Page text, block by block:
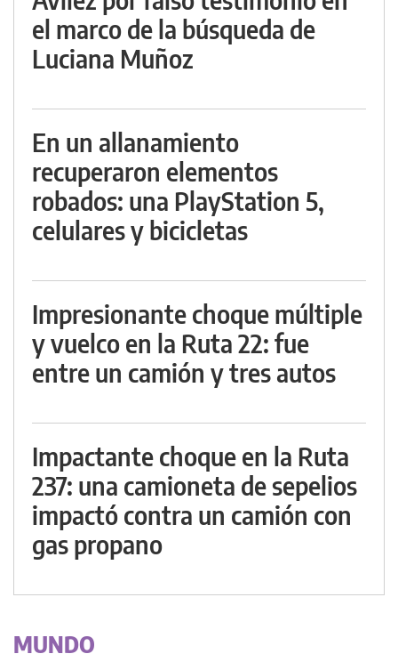
el marco de la búsqueda de
Luciana Muñoz
En un allanamiento
recuperaron elementos
robados: una PlayStation 5,
celulares y bicicletas
Impresionante choque múltiple
y vuelco en la Ruta 22: fue
entre un camión y tres autos
Impactante choque en la Ruta
237: una camioneta de sepelios
impactó contra un camión con
gas propano
MUNDO